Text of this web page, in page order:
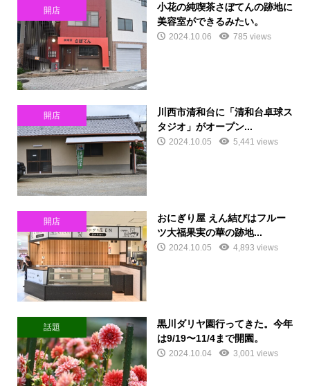
開店
小花の純喫茶さぼてんの跡地に
美容室ができるみたい。
2024.10.06 785 views
開店
川西市清和台に「清和台卓球ス
タジオ」がオープン...
2024.10.05 5,441 views
開店
おにぎり屋 えん結びはフルー
ツ大福果実の華の跡地...
2024.10.05 4,893 views
話題
黒川ダリヤ園行ってきた。今年
は9/19〜11/4まで開園。
2024.10.04 3,001 views